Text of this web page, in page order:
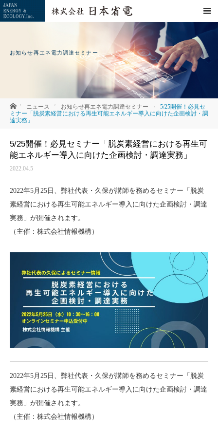
お知らせ再エネ電力調達セミナー
ホームニュース お知らせ再エネ電力調達セミナー
5/25開催！必見セ
ミナー「脱炭素経営における再生可能エネルギー導入に向けた企画検討・調
達実務」
5/25開催！必見セミナー「脱炭素経営における再生可
能エネルギー導入に向けた企画検討・調達実務」
2022.04.5
2022年5月25日、弊社代表・久保が講師を務めるセミナー「脱炭
素経営における再生可能エネルギー導入に向けた企画検討・調達
実務」が開催されます。
（主催：株式会社情報機構）
2022年5月25日、弊社代表・久保が講師を務めるセミナー「脱炭
素経営における再生可能エネルギー導入に向けた企画検討・調達
実務」が開催されます。
（主催：株式会社情報機構）